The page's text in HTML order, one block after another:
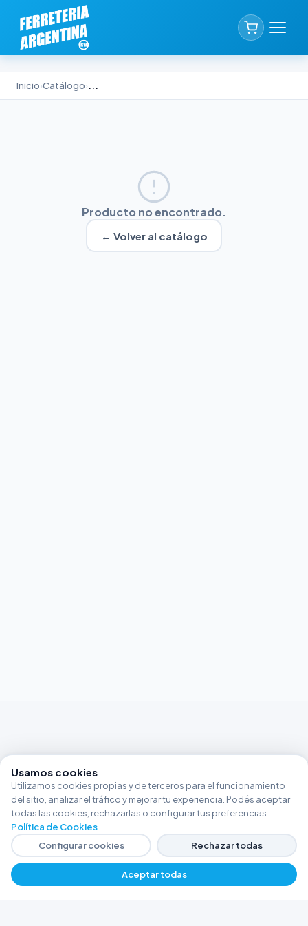
Inicio›Catálogo›...
Producto no encontrado.
← Volver al catálogo
Usamos cookies
Utilizamos cookies propias y de terceros para el funcionamiento
del sitio, analizar el tráfico y mejorar tu experiencia. Podés aceptar
todas las cookies, rechazarlas o configurar tus preferencias.
Política de Cookies
Configurar cookies
Rechazar todas
Aceptar todas